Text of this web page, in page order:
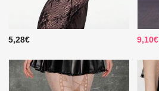
5,28€ 9,10€